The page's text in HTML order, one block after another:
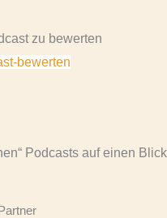
zu bewerten
bewerten
Podcasts auf einen Blick